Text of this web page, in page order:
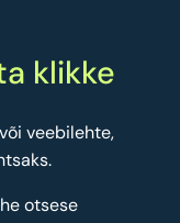
klikke
veebilehte,
otsese